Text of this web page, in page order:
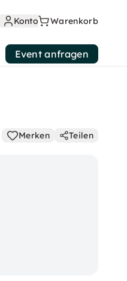
Konto Warenkorb
Event anfragen
Merken Teilen